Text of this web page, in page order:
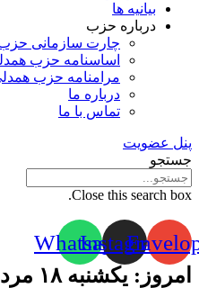
بیانیه ها
درباره حزب
چارت سازمانی
اساسنامه حزب
مرامنامه حزب
درباره ما
تماس با ما
پنل عضویت
جستجو
Close this search box.
Instagram
Whatsapp
امروز: یکشنبه ۱۸ مرداد ۱۴۰۵